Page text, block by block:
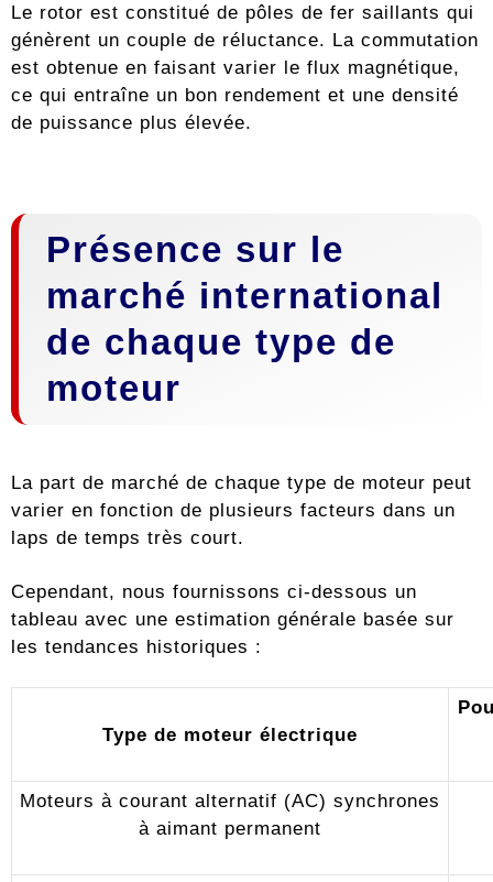
Le rotor est constitué de pôles de fer saillants qui
génèrent un couple de réluctance. La commutation
est obtenue en faisant varier le flux magnétique,
ce qui entraîne un bon rendement et une densité
de puissance plus élevée.
Présence sur le
marché international
de chaque type de
moteur
La part de marché de chaque type de moteur peut
varier en fonction de plusieurs facteurs dans un
laps de temps très court.
Cependant, nous fournissons ci-dessous un
tableau avec une estimation générale basée sur
les tendances historiques :
Type de moteur électrique
Moteurs à courant alternatif (AC) synchrones
à aimant permanent